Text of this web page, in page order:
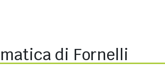
di Fornelli